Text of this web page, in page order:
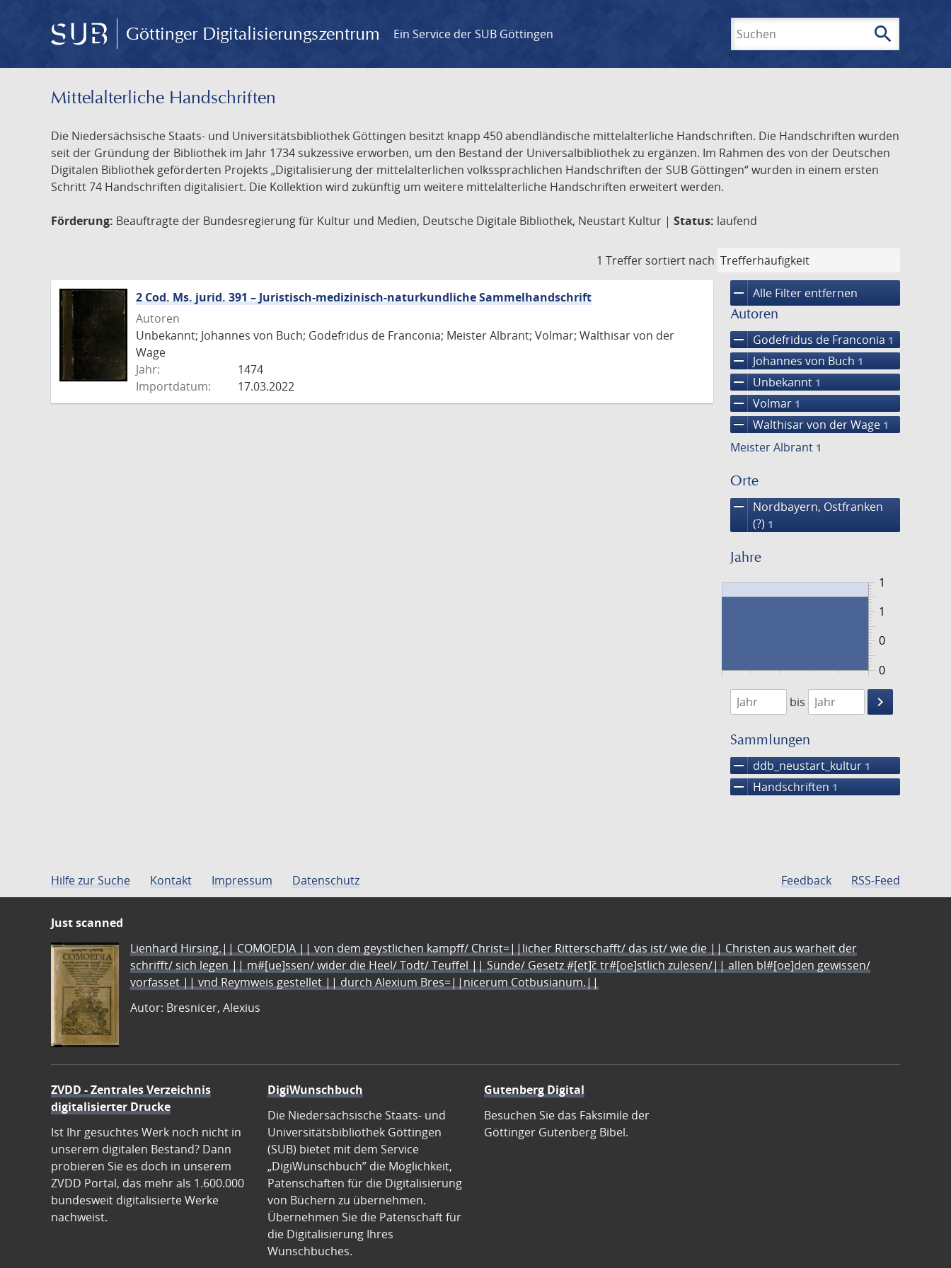
Göttinger Digitalisierungszentrum Ein Service der SUB Göttingen search
Mittelalterliche Handschriften
Die Niedersächsische Staats- und Universitätsbibliothek Göttingen besitzt knapp 450 abendländische mittelalterliche Handschriften. Die Handschriften wurden
seit der Gründung der Bibliothek im Jahr 1734 sukzessive erworben, um den Bestand der Universalbibliothek zu ergänzen. Im Rahmen des von der Deutschen
Digitalen Bibliothek geförderten Projekts „Digitalisierung der mittelalterlichen volkssprachlichen Handschriften der SUB Göttingen“ wurden in einem ersten
Schritt 74 Handschriften digitalisiert. Die Kollektion wird zukünftig um weitere mittelalterliche Handschriften erweitert werden.
Förderung: Beauftragte der Bundesregierung für Kultur und Medien, Deutsche Digitale Bibliothek, Neustart Kultur | Status: laufend
1 Treffer sortiert nach
remove Alle Filter entfernen
Autoren
remove Godefridus de Franconia 1
remove Johannes von Buch 1
remove Unbekannt 1
remove Volmar 1
remove Walthisar von der Wage 1
Meister Albrant 1
Orte
remove
Nordbayern, Ostfranken
(?) 1
Jahre
0
1
0
1
1474
1475
bis
keyboard_arrow_right
Suche
Sammlungen
remove ddb_neustart_kultur 1
remove Handschriften 1
2 Cod. Ms. jurid. 391 – Juristisch-medizinisch-naturkundliche Sammelhandschrift
Autoren
Unbekannt; Johannes von Buch; Godefridus de Franconia; Meister Albrant; Volmar; Walthisar von der
Wage
Jahr:
1474
Importdatum:
17.03.2022
Hilfe zur Suche Kontakt Impressum Datenschutz Feedback RSS-Feed
Just scanned
Lienhard Hirsing.|| COMOEDIA || von dem geystlichen kampff/ Christ=||licher Ritterschafft/ das ist/ wie die || Christen aus warheit der
schrifft/ sich legen || m#[ue]ssen/ wider die Heel/ Todt/ Teuffel || Sünde/ Gesetz #[et]c̃ tr#[oe]stlich zulesen/|| allen bl#[oe]den gewissen/
vorfasset || vnd Reymweis gestellet || durch Alexium Bres=||nicerum Cotbusianum.||
Autor: Bresnicer, Alexius
ZVDD - Zentrales Verzeichnis
digitalisierter Drucke
Ist Ihr gesuchtes Werk noch nicht in
unserem digitalen Bestand? Dann
probieren Sie es doch in unserem
ZVDD Portal, das mehr als 1.600.000
bundesweit digitalisierte Werke
nachweist.
DigiWunschbuch
Die Niedersächsische Staats- und
Universitätsbibliothek Göttingen
(SUB) bietet mit dem Service
„DigiWunschbuch” die Möglichkeit,
Patenschaften für die Digitalisierung
von Büchern zu übernehmen.
Übernehmen Sie die Patenschaft für
die Digitalisierung Ihres
Wunschbuches.
Gutenberg Digital
Besuchen Sie das Faksimile der
Göttinger Gutenberg Bibel.